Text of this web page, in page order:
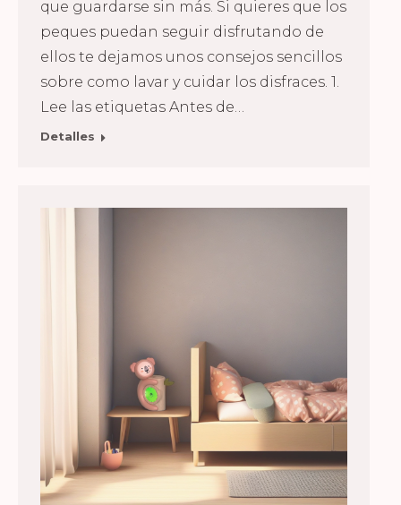
que guardarse sin más. Si quieres que los
peques puedan seguir disfrutando de
ellos te dejamos unos consejos sencillos
sobre como lavar y cuidar los disfraces. 1.
Lee las etiquetas Antes de…
Detalles